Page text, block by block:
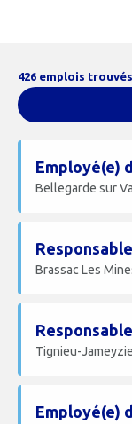
426 emplois trouvés
Employé(e)
Bellegarde sur
Brassac Les
Tignieu-
Employé(e)